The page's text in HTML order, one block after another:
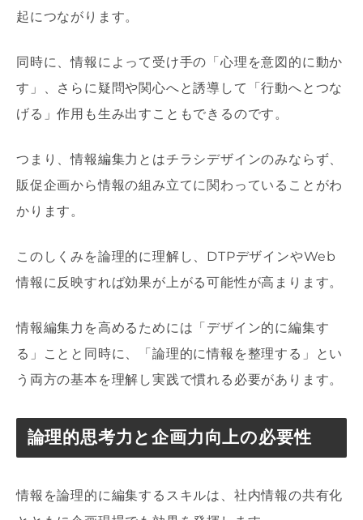
起につながります。
同時に、情報によって受け手の「心理を意図的に動か
す」、さらに疑問や関心へと誘導して「行動へとつな
げる」作用も生み出すこともできるのです。
つまり、情報編集力とはチラシデザインのみならず、
販促企画から情報の組み立てに関わっていることがわ
かります。
このしくみを論理的に理解し、DTPデザインやWeb
情報に反映すれば効果が上がる可能性が高まります。
情報編集力を高めるためには「デザイン的に編集す
る」ことと同時に、「論理的に情報を整理する」とい
う両方の基本を理解し実践で慣れる必要があります。
論理的思考力と企画力向上の必要性
情報を論理的に編集するスキルは、社内情報の共有化